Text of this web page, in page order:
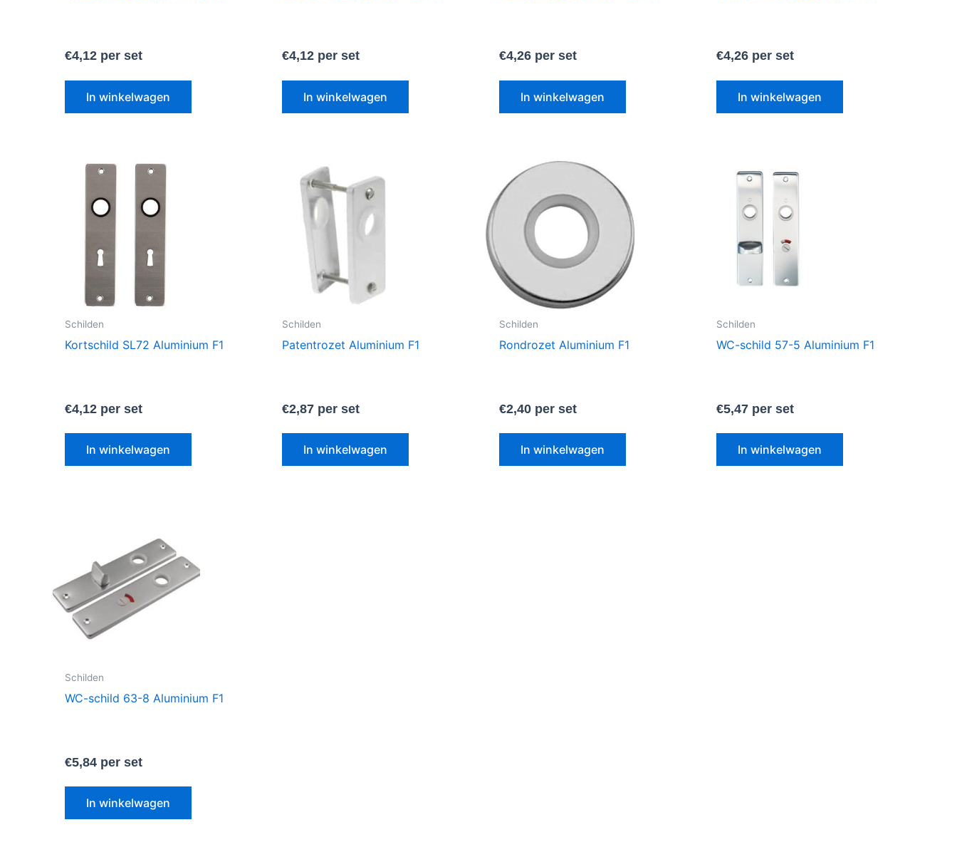
€4,12 per set
In winkelwagen
€4,12 per set
In winkelwagen
€4,26 per set
In winkelwagen
€4,26 per set
In winkelwagen
Schilden
Kortschild SL72 Aluminium F1
€4,12 per set
In winkelwagen
Schilden
Patentrozet Aluminium F1
€2,87 per set
In winkelwagen
Schilden
Rondrozet Aluminium F1
€2,40 per set
In winkelwagen
Schilden
WC-schild 57-5 Aluminium F1
€5,47 per set
In winkelwagen
Schilden
WC-schild 63-8 Aluminium F1
€5,84 per set
In winkelwagen